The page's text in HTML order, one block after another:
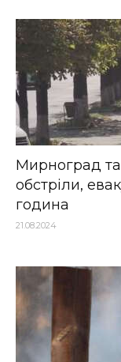
Мирноград та
обстріли,
година
21.08.2024